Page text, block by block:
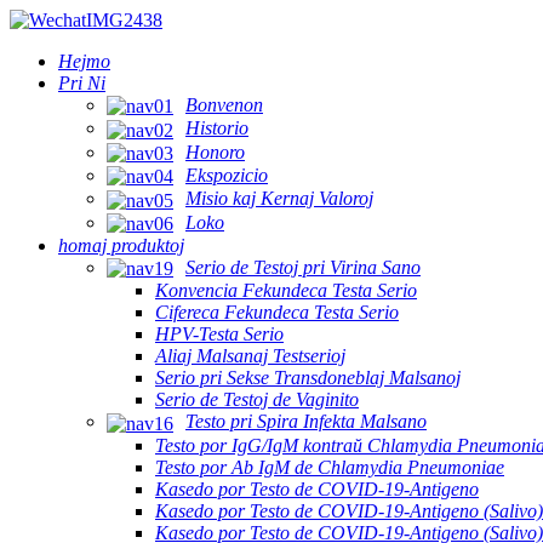
Hejmo
Pri Ni
Bonvenon
Historio
Honoro
Ekspozicio
Misio kaj Kernaj Valoroj
Loko
homaj produktoj
Serio de Testoj pri Virina Sano
Konvencia Fekundeca Testa Serio
Cifereca Fekundeca Testa Serio
HPV-Testa Serio
Aliaj Malsanaj Testserioj
Serio pri Sekse Transdoneblaj Malsanoj
Serio de Testoj de Vaginito
Testo pri Spira Infekta Malsano
Testo por IgG/IgM kontraŭ Chlamydia
Testo por Ab IgM de Chlamydia Pneumoniae
Kasedo por Testo de COVID-19-Antigeno
Kasedo por Testo de COVID-19-Antigeno (Salivo)
Kasedo por Testo de COVID-19-Antigeno